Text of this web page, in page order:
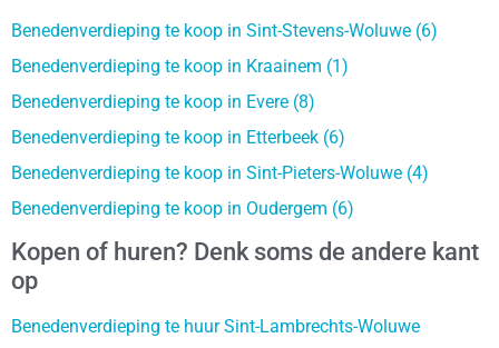
Benedenverdieping te koop in Sint-Stevens-Woluwe (6)
Benedenverdieping te koop in Kraainem (1)
Benedenverdieping te koop in Evere (8)
Benedenverdieping te koop in Etterbeek (6)
Benedenverdieping te koop in Sint-Pieters-Woluwe (4)
Benedenverdieping te koop in Oudergem (6)
Kopen of huren? Denk soms de andere kant
op
Benedenverdieping te huur Sint-Lambrechts-Woluwe